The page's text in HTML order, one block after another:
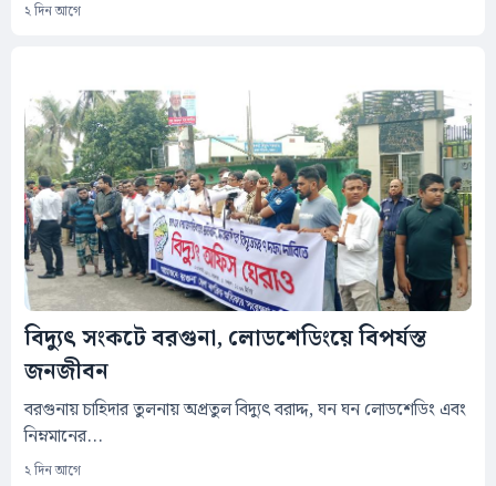
২ দিন আগে
বিদ্যুৎ সংকটে বরগুনা, লোডশেডিংয়ে বিপর্যস্ত
জনজীবন
বরগুনায় চাহিদার তুলনায় অপ্রতুল বিদ্যুৎ বরাদ্দ, ঘন ঘন লোডশেডিং এবং
নিম্নমানের...
২ দিন আগে